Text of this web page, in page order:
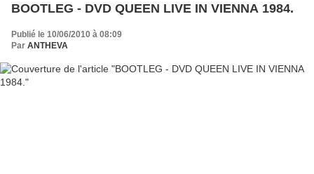
BOOTLEG - DVD QUEEN LIVE IN VIENNA 1984.
Publié le 10/06/2010 à 08:09
Par ANTHEVA